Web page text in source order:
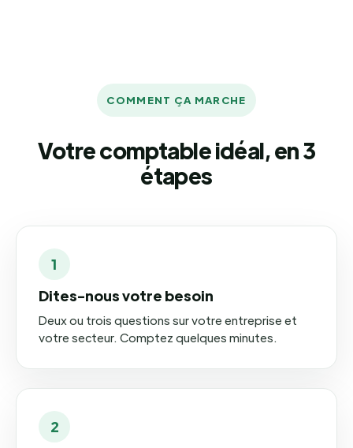
COMMENT ÇA MARCHE
Votre comptable idéal, en 3
étapes
1
Dites-nous votre besoin
Deux ou trois questions sur votre entreprise et
votre secteur. Comptez quelques minutes.
2